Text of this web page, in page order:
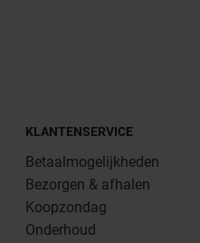
KLANTENSERVICE
Betaalmogelijkheden
Bezorgen & afhalen
Koopzondag
Onderhoud